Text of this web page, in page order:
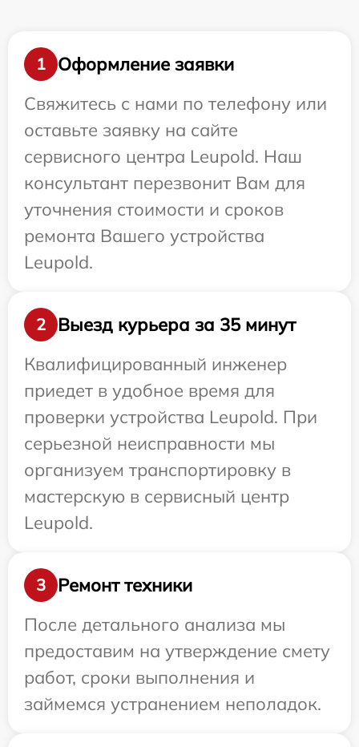
1
Оформление заявки
Свяжитесь с нами по телефону или
оставьте заявку на сайте
сервисного центра Leupold. Наш
консультант перезвонит Вам для
уточнения стоимости и сроков
ремонта Вашего устройства
Leupold.
2
Выезд курьера за 35 минут
Квалифицированный инженер
приедет в удобное время для
проверки устройства Leupold. При
серьезной неисправности мы
организуем транспортировку в
мастерскую в сервисный центр
Leupold.
3
Ремонт техники
После детального анализа мы
предоставим на утверждение смету
работ, сроки выполнения и
займемся устранением неполадок.